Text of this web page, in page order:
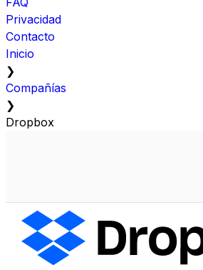
Privacidad
Contacto
Inicio
❯
Compañías
❯
Dropbox